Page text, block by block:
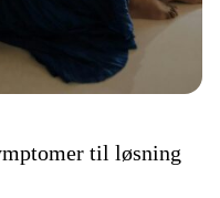
til løsning